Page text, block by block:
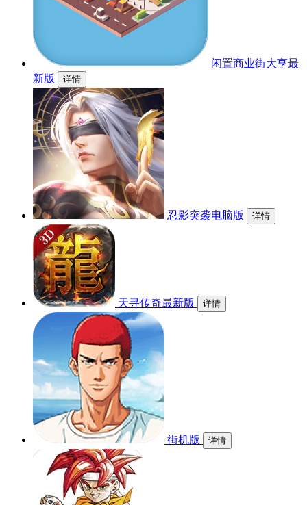
闲置商业街大亨最
新版
详情
忍影突袭电脑版 详情
天寻传奇最新版 详情
街机版 详情